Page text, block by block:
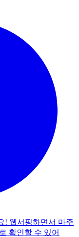
! 웹서핑하면서 마주
확인할 수 있어